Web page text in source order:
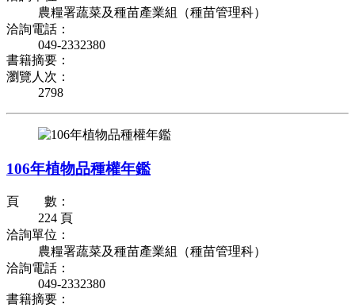
農糧署蔬菜及種苗產業組（種苗管理科）
洽詢電話：
049-2332380
書籍摘要：
瀏覽人次：
2798
106年植物品種權年鑑
頁 數：
224 頁
洽詢單位：
農糧署蔬菜及種苗產業組（種苗管理科）
洽詢電話：
049-2332380
書籍摘要：